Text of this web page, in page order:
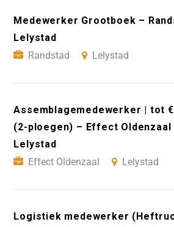
Medewerker Grootboek –
Lelystad
Randstad
Lelystad
Assemblagemedewerker | tot
(2-ploegen) – Effect Oldenzaal
Lelystad
Effect Oldenzaal
Lelystad
Logistiek medewerker